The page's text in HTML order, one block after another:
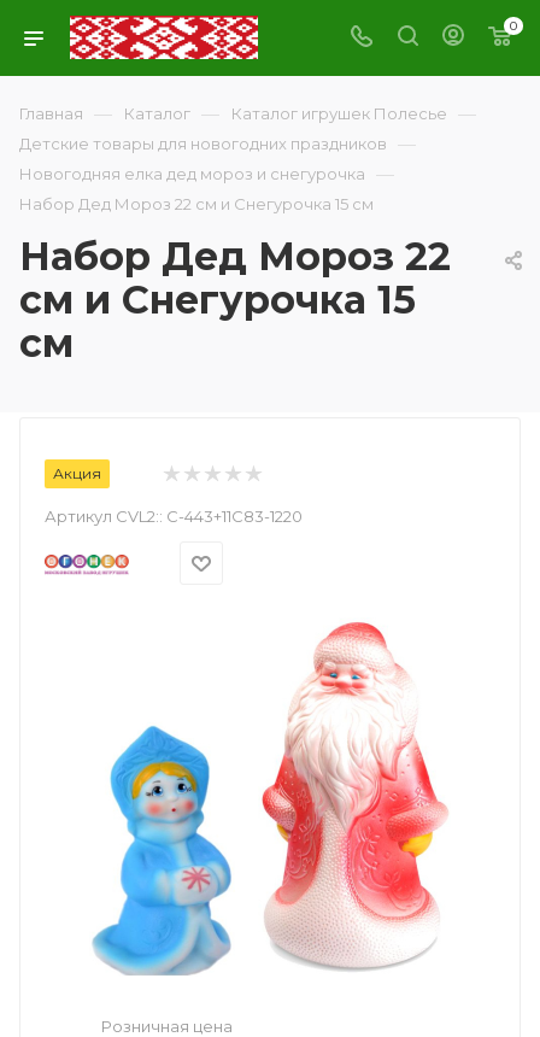
0
Главная — Каталог — Каталог игрушек Полесье —
Детские товары для новогодних праздников —
Новогодняя елка дед мороз и снегурочка —
Набор Дед Мороз 22 см и Снегурочка 15 см
Набор Дед Мороз 22
см и Снегурочка 15
см
Акция
Артикул CVL2:: С-443+11С83-1220
Розничная цена